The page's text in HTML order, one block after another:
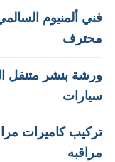
محترف
سيارات
مراقبه